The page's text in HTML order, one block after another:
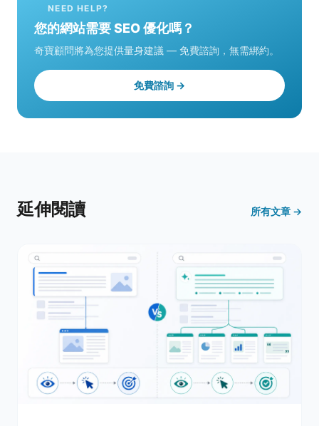
NEED HELP?
您的網站需要 SEO 優化嗎？
奇寶顧問將為您提供量身建議 — 免費諮詢，無需綁約。
免費諮詢 →
延伸閱讀 所有文章 →